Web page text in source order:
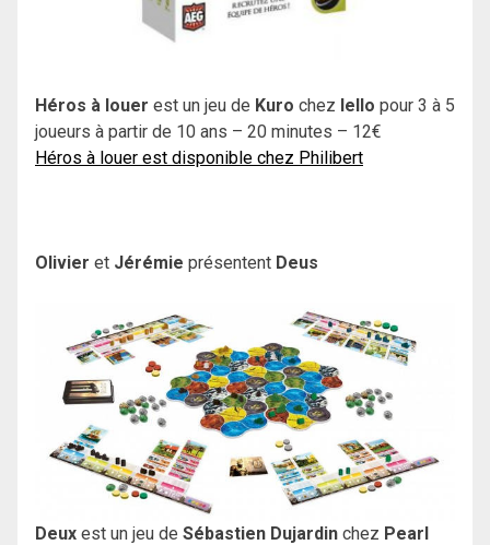
Héros à louer est un jeu de Kuro chez Iello pour 3 à 5
joueurs à partir de 10 ans – 20 minutes – 12€
Héros à louer est disponible chez Philibert
Olivier et Jérémie présentent Deus
Deux est un jeu de Sébastien Dujardin chez Pearl